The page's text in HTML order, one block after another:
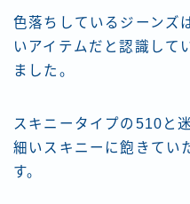
色落ちしているジーンズ
いアイテムだと認識して
ました。
スキニータイプの510と
細いスキニーに飽きてい
す。